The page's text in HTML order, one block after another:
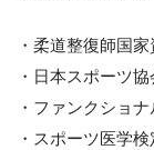
・柔道整復師国家
・日本スポーツ
・ファンクショ
・スポーツ医学検